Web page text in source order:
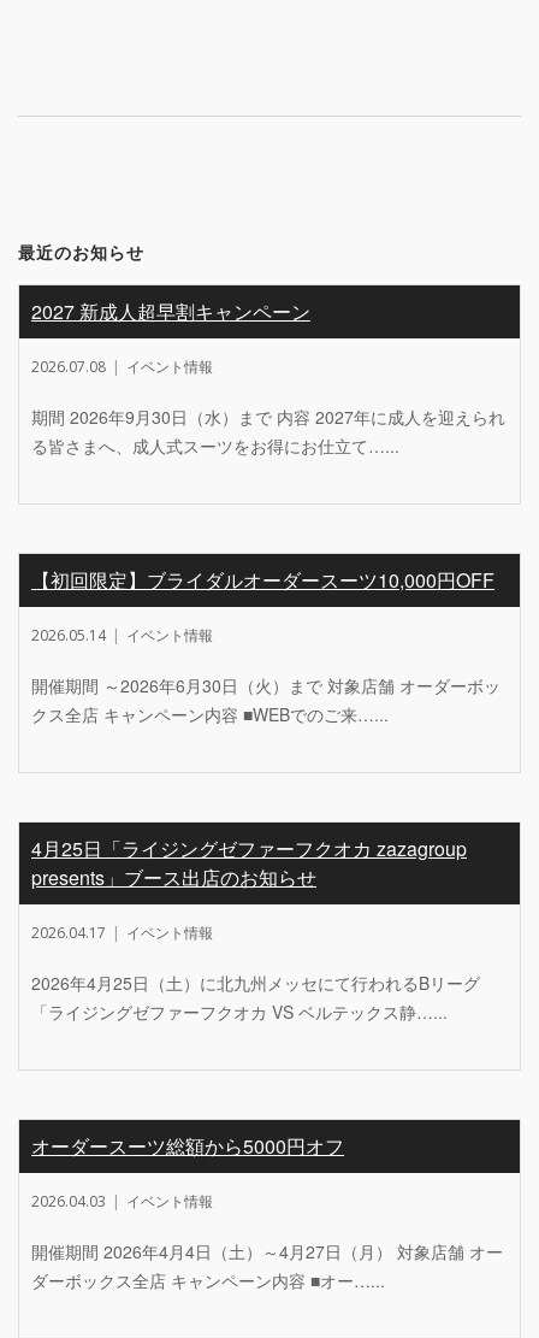
最近のお知らせ
2027 新成人超早割キャンペーン
2026.07.08 イベント情報
期間 2026年9月30日（水）まで 内容 2027年に成人を迎えられ
る皆さまへ、成人式スーツをお得にお仕立て…...
【初回限定】ブライダルオーダースーツ10,000円OFF
2026.05.14 イベント情報
開催期間 ～2026年6月30日（火）まで 対象店舗 オーダーボッ
クス全店 キャンペーン内容 ■WEBでのご来…...
4月25日「ライジングゼファーフクオカ zazagroup
presents」ブース出店のお知らせ
2026.04.17 イベント情報
2026年4月25日（土）に北九州メッセにて行われるBリーグ
「ライジングゼファーフクオカ VS ベルテックス静…...
オーダースーツ総額から5000円オフ
2026.04.03 イベント情報
開催期間 2026年4月4日（土）～4月27日（月） 対象店舗 オー
ダーボックス全店 キャンペーン内容 ■オー…...